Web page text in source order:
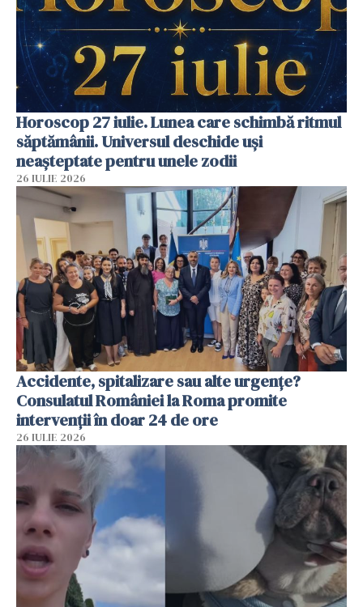
Horoscop 27 iulie. Lunea care schimbă ritmul
săptămânii. Universul deschide uși
neașteptate pentru unele zodii
26 IULIE 2026
Accidente, spitalizare sau alte urgențe?
Consulatul României la Roma promite
intervenții în doar 24 de ore
26 IULIE 2026